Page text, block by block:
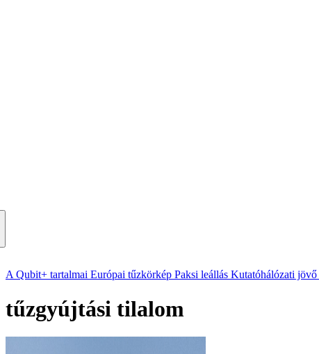
A Qubit+ tartalmai Európai tűzkörkép Paksi leállás Kutatóhálózati jövő
tűzgyújtási tilalom